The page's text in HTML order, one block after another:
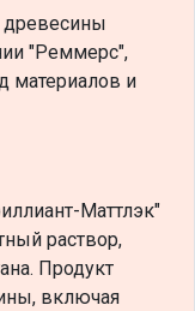
"Реммерс",
материалов и
Маттлэк"
раствор,
Продукт
включая